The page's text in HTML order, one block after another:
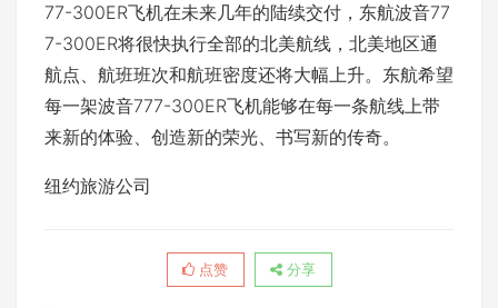
77-300ER飞机在未来几年的陆续交付，东航波音77
7-300ER将很快执行全部的北美航线，北美地区通
航点、航班班次和航班密度还将大幅上升。东航希望
每一架波音777-300ER飞机能够在每一条航线上带
来新的体验、创造新的荣光、书写新的传奇。
纽约旅游公司
点赞 分享